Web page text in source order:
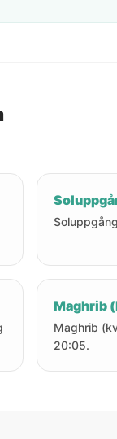
Maghrib
Maghrib
20:05.